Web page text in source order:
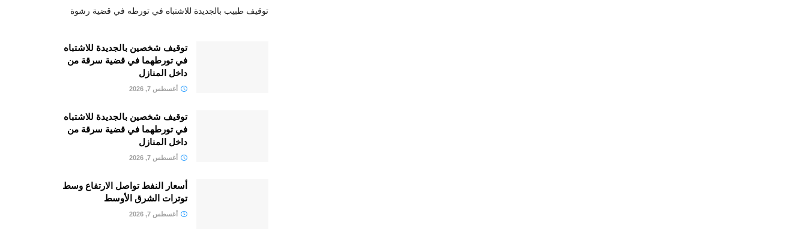
توقيف طبيب بالجديدة للاشتباه في تورطه في قضية رشوة
توقيف شخصين بالجديدة للاشتباه
في تورطهما في قضية سرقة من
داخل المنازل
أغسطس 7, 2026
توقيف شخصين بالجديدة للاشتباه
في تورطهما في قضية سرقة من
داخل المنازل
أغسطس 7, 2026
أسعار النفط تواصل الارتفاع وسط
توترات الشرق الأوسط
أغسطس 7, 2026